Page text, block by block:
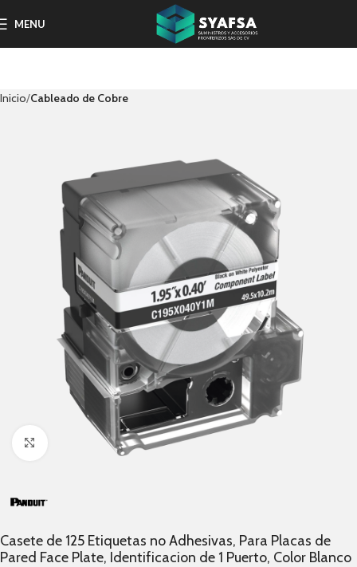
MENU
Inicio Cableado de Cobre
Click to enlarge
Casete de 125 Etiquetas no Adhesivas, Para Placas de
Pared Face Plate, Identificacion de 1 Puerto, Color Blanco